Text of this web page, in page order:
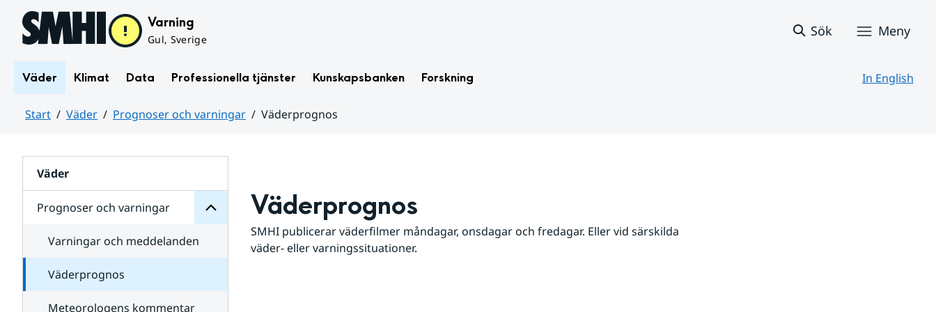
Hoppa till sidans innehåll Varning
Gul, Sverige
Sök Meny
Väder Klimat Data Professionella tjänster Kunskapsbanken Forskning In English
Start Väder Prognoser och varningar
Väderprognos
Väder
Prognoser och varningar
för
varningar
Varningar och meddelanden
Väderprognos
Meteorologens kommentar
Väderprognos
SMHI publicerar väderfilmer måndagar, onsdagar och fredagar. Eller vid särskilda
väder- eller varningssituationer.